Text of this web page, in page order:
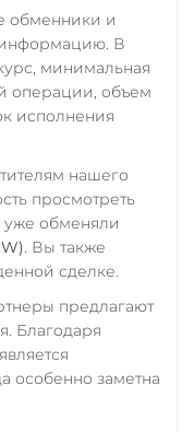
ПУМБ UAH
Райффайзен
UAH
Росбанк RUB
Россельхоз банк RUB
Русский Стандарт RUB
Сбербанк
KZT QR RUB
СБП RUB
обменники и
В
минимальная
операции, объем
исполнения
нашего
просмотреть
уже обменяли
. Вы также
сделке.
предлагают
Благодаря
особенно заметна